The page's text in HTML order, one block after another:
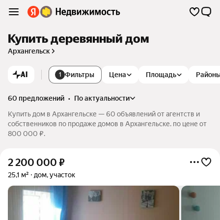
Купить деревянный дом
Архангельск
AI 1 Фильтры Цена Площадь
60 предложений •
по актуальности
Купить дом в Архангельске — 60 объявлений от агентств и
собственников по продаже домов в Архангельске. по цене от
800 000 ₽.
2 200 000 ₽
25,1 м² дом, участок